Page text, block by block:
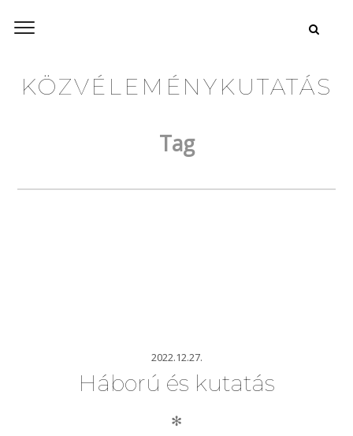
KÖZVÉLEMÉNYKUTATÁS
Tag
2022.12.27.
Háború és kutatás
✻